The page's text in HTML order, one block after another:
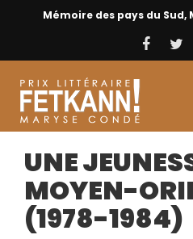
Mémoire des pays du
UNE
MOYEN-
(1978-1984)